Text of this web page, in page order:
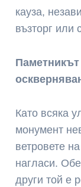
кауза,
възторг или
Като всяка
монумент
ветровете
нагласи.
други той е